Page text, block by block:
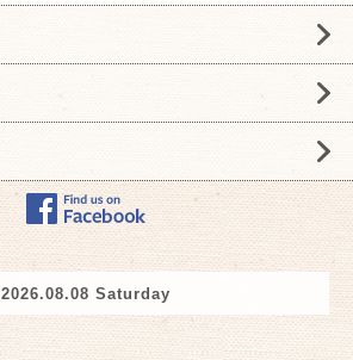
2026.08.08 Saturday